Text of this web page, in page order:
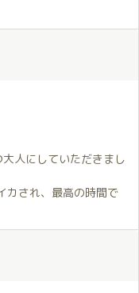
ない。
て興奮はMAXに。
てくれる。
、チョコをプレゼン
。
ます。ありがとう！
娘に御用心」がループ
人にしていただきまし
カされ、最高の時間で
いました。